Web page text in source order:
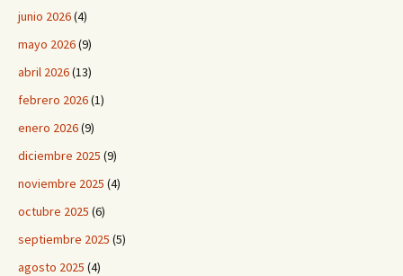
junio 2026(4)
mayo 2026(9)
abril 2026(13)
febrero 2026(1)
enero 2026(9)
diciembre 2025 (9)
noviembre 2025 (4)
octubre 2025 (6)
septiembre 2025 (5)
agosto 2025 (4)